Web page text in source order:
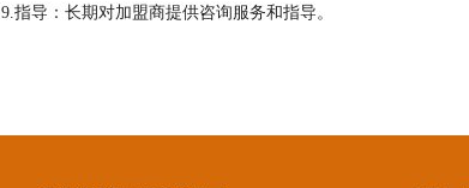
9.指导：长期对加盟商提供咨询服务和指导。